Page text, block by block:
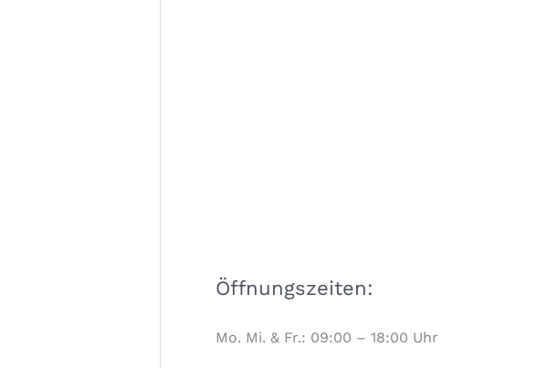
Öffnungszeiten:
Mo. Mi. & Fr.: 09:00 – 18:00 Uhr